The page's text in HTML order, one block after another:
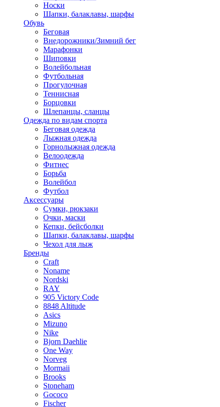
Носки
Шапки, балаклавы, шарфы
Обувь
Беговая
Внедорожники/Зимний бег
Марафонки
Шиповки
Волейбольная
Футбольная
Прогулочная
Теннисная
Борцовки
Шлепанцы, сланцы
Одежда по видам спорта
Беговая одежда
Лыжная одежда
Горнолыжная одежда
Велоодежда
Фитнес
Борьба
Волейбол
Футбол
Аксессуары
Сумки, рюкзаки
Очки, маски
Кепки, бейсболки
Шапки, балаклавы, шарфы
Чехол для лыж
Бренды
Craft
Noname
Nordski
RAY
905 Victory Code
8848 Altitude
Asics
Mizuno
Nike
Bjorn Daehlie
One Way
Norveg
Mormaii
Brooks
Stoneham
Gococo
Fischer